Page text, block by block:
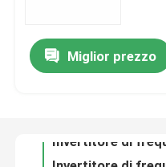
Miglior prezzo